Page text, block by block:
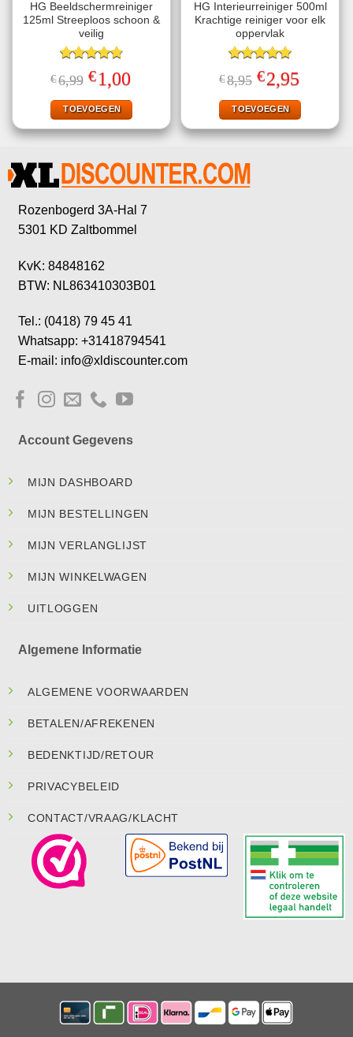
HG Beeldschermreiniger
125ml Streeploos schoon &
veilig
Gewaardeerd
4.78uit 5
€6,99 Oorspronkelijke
prijs
was:
€6,99.
€1,00
is:
€1,00.
TOEVOEGEN
HG Interieurreiniger 500ml
Krachtige reiniger voor elk
oppervlak
Gewaardeerd
5.00uit 5
€8,95 Oorspronkelijke
prijs
was:
€8,95.
€2,95
is:
€2,95.
TOEVOEGEN
Rozenbogerd 3A-Hal 7
5301 KD Zaltbommel
KvK: 84848162
BTW: NL863410303B01
Tel.: (0418) 79 45 41
Whatsapp: +31418794541
E-mail: info@xldiscounter.com
Account Gegevens
MIJN DASHBOARD
MIJN BESTELLINGEN
MIJN VERLANGLIJST
MIJN WINKELWAGEN
UITLOGGEN
Algemene Informatie
ALGEMENE VOORWAARDEN
BETALEN/AFREKENEN
BEDENKTIJD/RETOUR
PRIVACYBELEID
CONTACT/VRAAG/KLACHT